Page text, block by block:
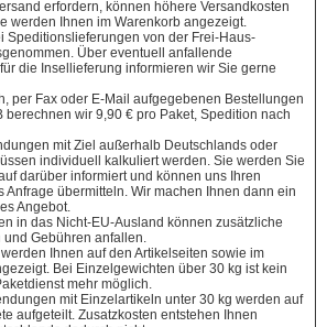
erfordern, können höhere Versandkosten
werden Ihnen im Warenkorb angezeigt.
Speditionslieferungen von der Frei-Haus-
Über eventuell anfallende
die Insellieferung informieren wir Sie gerne
per Fax oder E-Mail aufgegebenen Bestellungen
berechnen wir 9,90 € pro Paket, Spedition nach
mit Ziel außerhalb Deutschlands oder
individuell kalkuliert werden. Sie werden Sie
darüber informiert und können uns Ihren
Anfrage übermitteln. Wir machen Ihnen dann ein
Angebot.
in das Nicht-EU-Ausland können zusätzliche
und Gebühren anfallen.
Ihnen auf den Artikelseiten sowie im
Bei Einzelgewichten über 30 kg ist kein
mehr möglich.
mit Einzelartikeln unter 30 kg werden auf
aufgeteilt. Zusatzkosten entstehen Ihnen